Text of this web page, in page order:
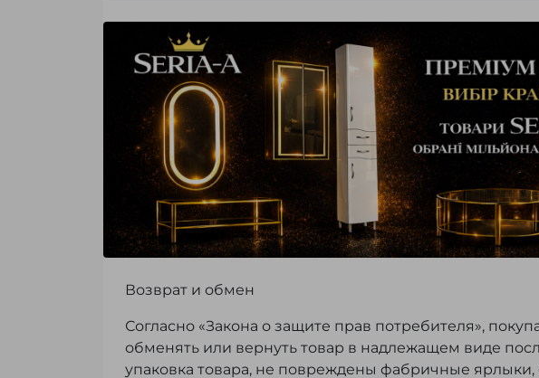
Возврат и обмен
Согласно «Закона о защите прав потребителя»,
обменять или вернуть товар в надлежащем виде
упаковка товара, не повреждены фабричные ярлыки,